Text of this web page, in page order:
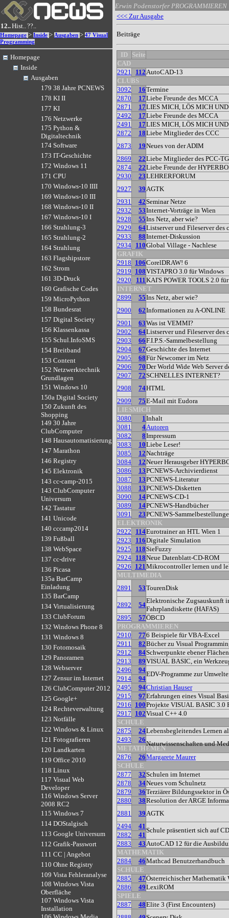
12..Hist..??..
Homepage > Inside > Ausgaben > 47 Visual
Programming
Homepage
Inside
Ausgaben
179 38 Jahre PCNEWS
178 KI II
177 KI
176 Netzwerke
175 Python &
Digitaltechnik
174 Software
173 IT-Geschichte
172 Windows 11
171 CPU
170 Windows-10 IIII
169 Windows-10 III
168 Windows-10 II
167 Windows-10 I
166 Strahlung-3
165 Strahlung-2
164 Strahlung
163 Flagshipstore
162 Strom
161 3D-Druck
160 Grafische Codes
159 MicroPython
158 Bundesrat
157 Digital Society
156 Klassenkassa
155 Schul.InfoSMS
154 Breitband
153 Content
152 Netzwerktechnik
Grundlagen
151 Windows 10
150a Digital Society
150 Zukunft des
Shopping
149 30 Jahre
ClubComputer
148 Hausautomatisierung
147 Marathon
146 Registry
145 Elektronik
143 cc-camp-2015
143 ClubComputer
Universum
142 Tastatur
141 Unicode
140 cccamp2014
139 Fußball
138 WebSpace
137 cc-drive
136 Picasa
135a BarCamp
Einladung
135 BarCamp
134 Virtualisierung
133 ClubForum
132 Windows Phone 8
131 Windows 8
130 Fotomosaik
129 Panoramen
128 Webserver
127 Zensur im Internet
126 ClubComputer 2012
125 Google+
124 Rechteverwaltung
123 Notfälle
122 Windows & Linux
121 Fotografieren
120 Landkarten
119 Office 2010
118 Linux
117 Visual Web
Developer
116 Windows Server
2008 RC2
115 Windows 7
114 DOStalgisch
113 Google Universum
112 Grafik-Passwort
111 CC | Angebot
110 Ohne Registry
109 Vista Fehleranalyse
108 Windows Vista
Oberfläche
107 Windows Vista
Installation
Erwin Podenstorfer PROGRAMMIEREN
<<< Zur Ausgabe
Beiträge
ID Seite
CAD
2921
112AutoCAD-13
CLUBS
3092
16Termine
2870
17Liebe Freunde des MCCA
2871
17LIES MICH, LÖS MICH
2492
17Liebe Freunde des MCCA
2491
17LIES MICH, LÖS MICH
2872
18Liebe Mitglieder des CCC
2873
19Neues von der ADIM
2869
22Liebe Mitglieder des PCC-
2874
22Liebe Freunde der
2930
23LEHRERFORUM
2927
39AGTK
2931
42Seminar Netze
2932
53Internet-Vorträge in Wien
2928
55Ins Netz, aber wie?
2929
64Listserver und Fileserver des
2933
88Internet-Diskussion
2934 110Global Village - Nachlese
GRAFIK
2918 106CorelDRAW! 6
2919 108VISTAPRO 3.0 für Windows
2920
111KAI'S POWER TOOLS 2.0
INTERNET
2899
55Ins Netz, aber wie?
2900
62Informationen zu A-ONLINE
2901
63Was ist VEMMI?
2902
64Listserver und Fileserver des
2903
66F.I.P.S.-Sammelbestellung
2904
67Geschichte des Internet
2905
68Für Newcomer im Netz
2906
70Der World Wide Web Server
2907
72SCHNELLES INTERNET?
2908
74HTML
2909
75E-Mail mit Eudora
LIESMICH
3080
1Inhalt
3081
4Autoren
3082
8Impressum
3083
10Liebe Leser!
3085
12Nachträge
3084
12Neuer Herausgeber
3086
13PCNEWS-Archivierdienst
3087
13PCNEWS-Literatur
3088
13PCNEWS-Disketten
3090
14PCNEWS-CD-1
3089
14PCNEWS-Handbücher
3091
23PCNEWS-
ELEKTRONIK
2922
114Eurotrainer an HTL Wien 1
2923
116Digitale Simulation
2925
118SieFuzzy
2924 118Neue Datenblatt-CD-ROM
2926 121Mikrocontroller lernen und
MULTIMEDIA
2891
53TourenDisk
2892 54
Elektronische Zugsauskunft
Fahrplandiskette (HAFAS)
2895
57ÖBCD
PROGRAMMIEREN
2910
776 Beispiele für VBA-Excel
2911
82Bücher zu Visual
2912
84Schwerpunkte ebener Flächen
2913
89VISUAL BASIC, ein
2496
94
EDV-Programme zur
2914
94
2495
94Christian Hauser
2915
97Erfahrungen eines Visual
2916 100Projekte VISUAL BASIC 3.0
2917 102Visual C++ 4.0
SCHULE
2875
24Lebensbegleitendes Lernen
2493
26
Naturwissenschaften und
METATHEMEN
2876
26Margarete Maurer
SCHULE
2877
32Schulen im Internet
2878
34Neues vom Schulnetz
2879
36Terziärer Bildungssektor in
2880
38Resolution der ARGE
2881
39AGTK
2494
41
Schule präsentiert sich auf
2882
41
2883
43AutoCAD 12 für die
MATHEMATIK
2884
46Mathcad Benutzerhandbuch
SCHULE
2885
47Österreichischer Mathematik
2886
49LexiROM
SPIELE
2887
48Elite 3 (First Encounters)